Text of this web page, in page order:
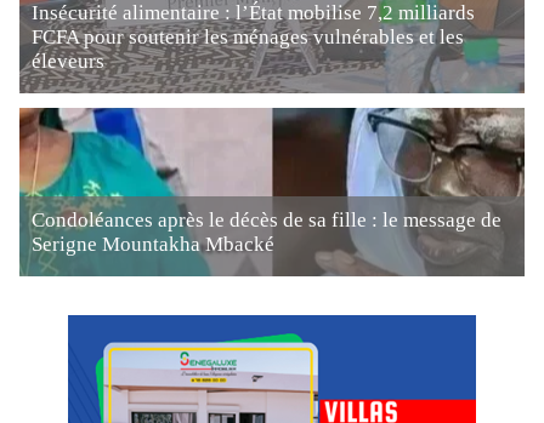
Insécurité alimentaire : l’État mobilise 7,2 milliards
FCFA pour soutenir les ménages vulnérables et les
éleveurs
Condoléances après le décès de sa fille : le message de
Serigne Mountakha Mbacké